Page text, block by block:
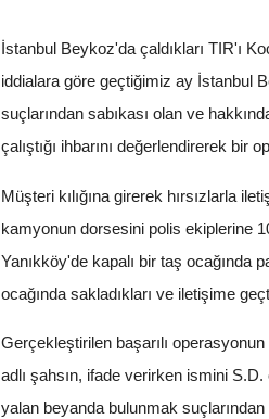
İstanbul Beykoz'da çaldıkları TIR'ı
iddialara göre geçtiğimiz ay İstanbul
suçlarından sabıkası olan ve
çalıştığı ihbarını değerlendirerek bir
Müşteri kılığına girerek hırsızlarla
kamyonun dorsesini polis ekiplerine
Yanıkköy'de kapalı bir taş ocağında
ocağında sakladıkları ve iletişime
Gerçekleştirilen başarılı
adlı şahsın, ifade verirken ismini
yalan beyanda bulunmak suçlarından